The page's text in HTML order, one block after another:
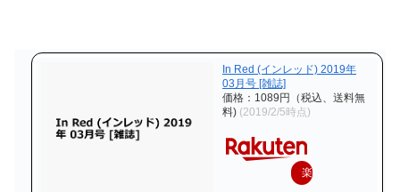
In Red (インレッド) 2019年
03月号 [雑誌]
価格：1089円（税込、送料無
料) (2019/2/5時点)
楽